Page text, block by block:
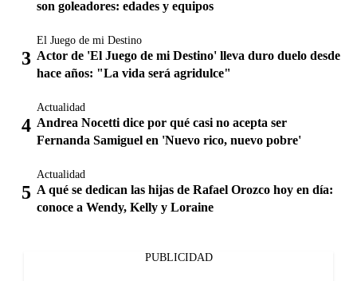
son goleadores: edades y equipos
El Juego de mi Destino
Actor de 'El Juego de mi Destino' lleva duro duelo desde
hace años: "La vida será agridulce"
Actualidad
Andrea Nocetti dice por qué casi no acepta ser
Fernanda Samiguel en 'Nuevo rico, nuevo pobre'
Actualidad
A qué se dedican las hijas de Rafael Orozco hoy en día:
conoce a Wendy, Kelly y Loraine
PUBLICIDAD